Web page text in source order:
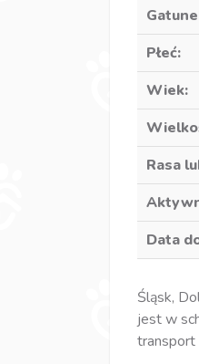
Płeć:
Wiek:
Rasa
Data
Śląsk,
jest w
transport